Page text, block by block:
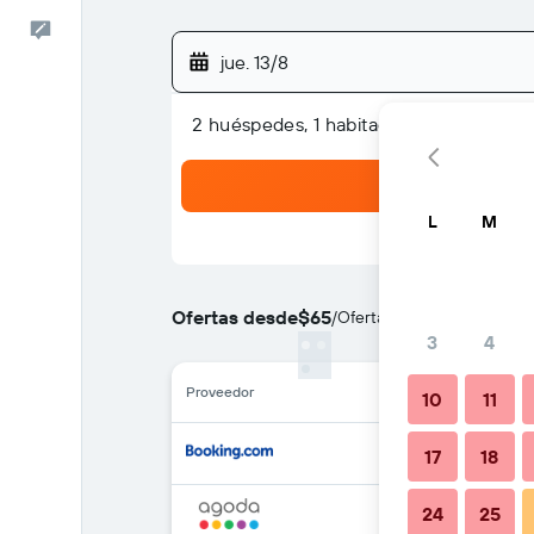
Comentarios
jue. 13/8
2 huéspedes, 1 habitación
Ofertas desde$65/Oferta más barata de
Proveedor
L M
3 4
10 11
17 18
24 25